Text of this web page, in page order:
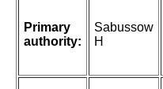
Primary
authority:
Sabussow
H